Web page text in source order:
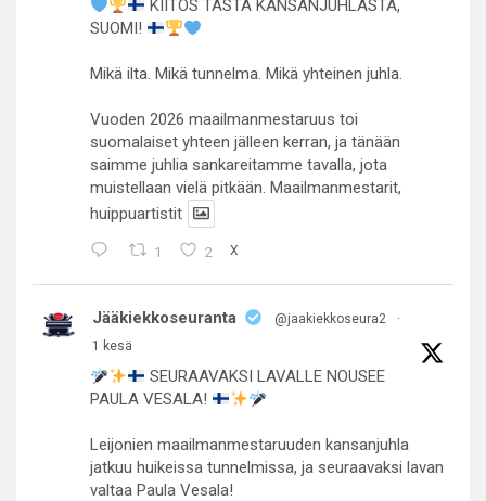
KIITOS TÄSTÄ KANSANJUHLASTA,
SUOMI!
Mikä ilta. Mikä tunnelma. Mikä yhteinen juhla.
Vuoden 2026 maailmanmestaruus toi
suomalaiset yhteen jälleen kerran, ja tänään
saimme juhlia sankareitamme tavalla, jota
muistellaan vielä pitkään. Maailmanmestarit,
huippuartistit
1 2 X
Jääkiekkoseuranta @jaakiekkoseura2
·
1 kesä
SEURAAVAKSI LAVALLE NOUSEE
PAULA VESALA!
Leijonien maailmanmestaruuden kansanjuhla
jatkuu huikeissa tunnelmissa, ja seuraavaksi lavan
valtaa Paula Vesala!